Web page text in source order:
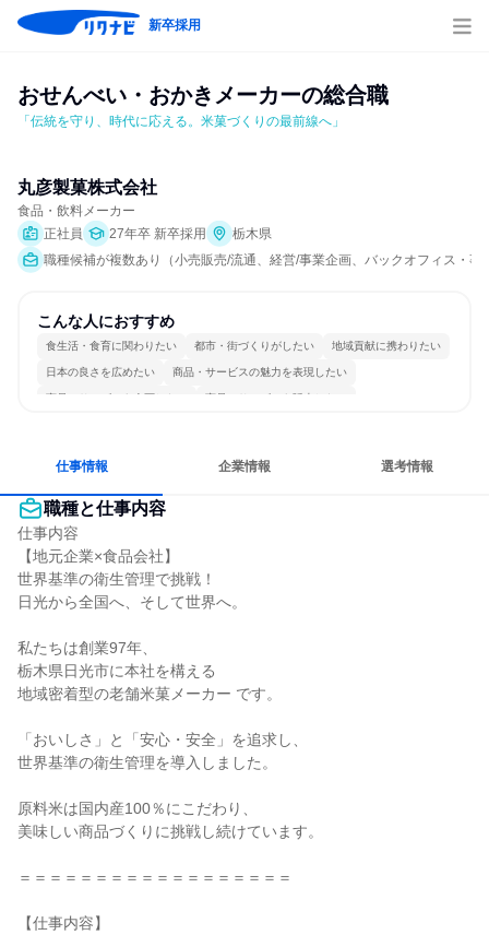
新卒採用
おせんべい・おかきメーカーの総合職
「伝統を守り、時代に応える。米菓づくりの最前線へ」
丸彦製菓株式会社
食品・飲料メーカー
正社員
27年卒 新卒採用
栃木県
職種候補が複数あり（小売販売/流通、経営/事業企画、バックオフィス・
こんな人におすすめ
食生活・食育に関わりたい 都市・街づくりがしたい 地域貢献に携わりたい
日本の良さを広めたい 商品・サービスの魅力を表現したい
商品・サービスを企画したい 商品・サービスを販売したい
仕事情報 企業情報 選考情報
職種と仕事内容
仕事内容
【地元企業×食品会社】
世界基準の衛生管理で挑戦！
日光から全国へ、そして世界へ。
私たちは創業97年、
栃木県日光市に本社を構える
地域密着型の老舗米菓メーカー です。
「おいしさ」と「安心・安全」を追求し、
世界基準の衛生管理を導入しました。
原料米は国内産100％にこだわり、
美味しい商品づくりに挑戦し続けています。
＝＝＝＝＝＝＝＝＝＝＝＝＝＝＝＝＝＝
【仕事内容】